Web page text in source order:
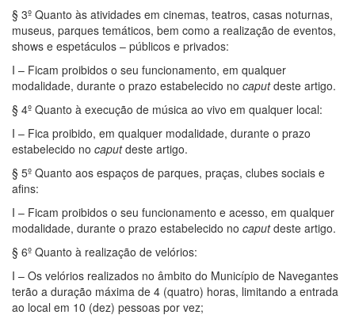
§ 3º Quanto às atividades em cinemas, teatros, casas noturnas,
museus, parques temáticos, bem como a realização de eventos,
shows e espetáculos – públicos e privados:
I – Ficam proibidos o seu funcionamento, em qualquer
modalidade, durante o prazo estabelecido no caputdeste artigo.
§ 4º Quanto à execução de música ao vivo em qualquer local:
I – Fica proibido, em qualquer modalidade, durante o prazo
estabelecido no caputdeste artigo.
§ 5º Quanto aos espaços de parques, praças, clubes sociais e
afins:
I – Ficam proibidos o seu funcionamento e acesso, em qualquer
modalidade, durante o prazo estabelecido no caputdeste artigo.
§ 6º Quanto à realização de velórios:
I – Os velórios realizados no âmbito do Município de Navegantes
terão a duração máxima de 4 (quatro) horas, limitando a entrada
ao local em 10 (dez) pessoas por vez;